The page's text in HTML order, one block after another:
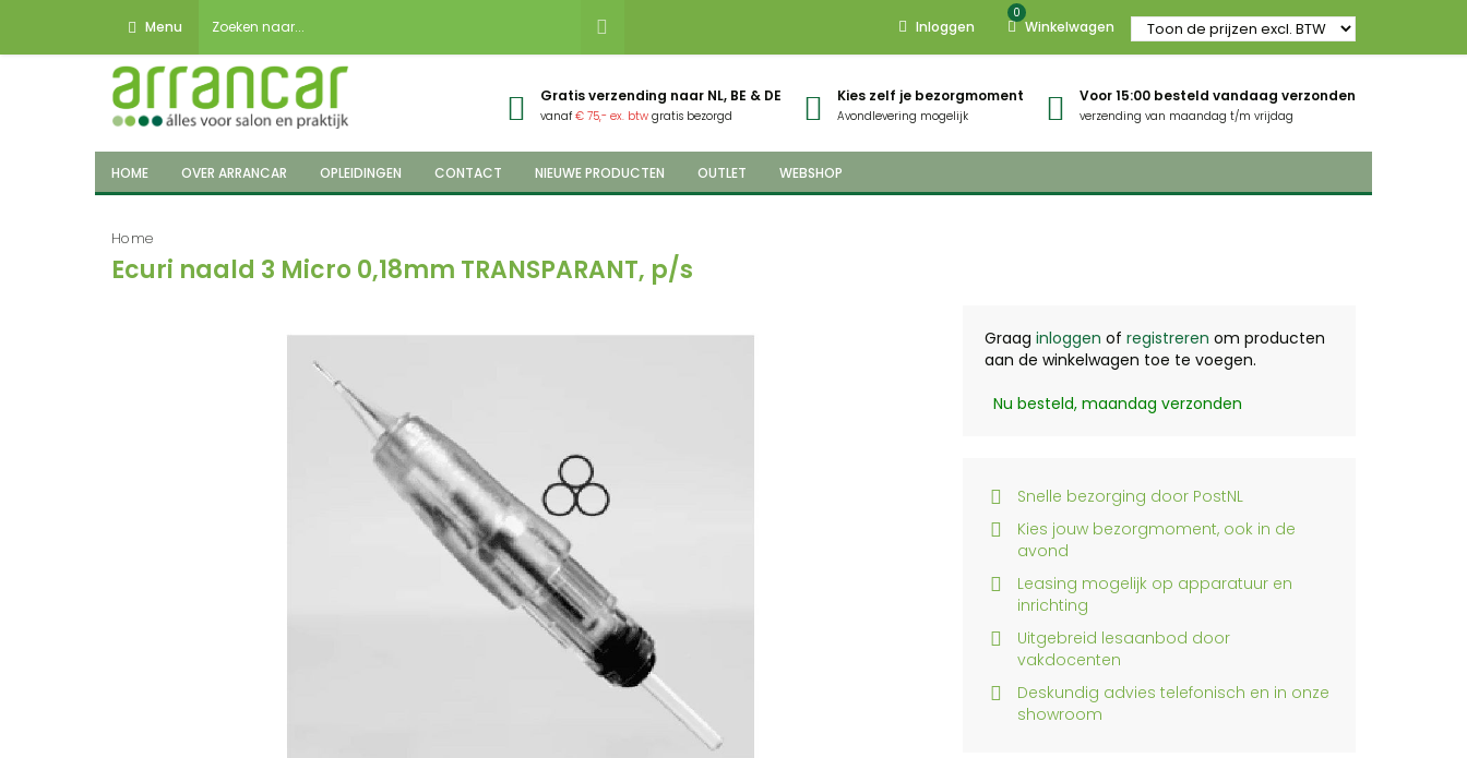
Menu Inloggen
0
Winkelwagen
Gratis verzending naar NL, BE & DE
vanaf€ 75,- ex. btw gratis bezorgd
Kies zelf je bezorgmoment
Avondlevering mogelijk
Voor 15:00 besteld vandaag verzonden
verzending van maandag t/m vrijdag
HOME OVER ARRANCAR OPLEIDINGEN CONTACT NIEUWE PRODUCTEN OUTLET WEBSHOP
Home
Ecuri naald 3 Micro 0,18mm TRANSPARANT, p/s
Graag inloggen of registreren om producten
aan de winkelwagen toe te voegen.
Nu besteld, maandag verzonden
Snelle bezorging door PostNL
Kies jouw bezorgmoment, ook in de
avond
Leasing mogelijk op apparatuur en
inrichting
Uitgebreid lesaanbod door
vakdocenten
Deskundig advies telefonisch en in onze
showroom